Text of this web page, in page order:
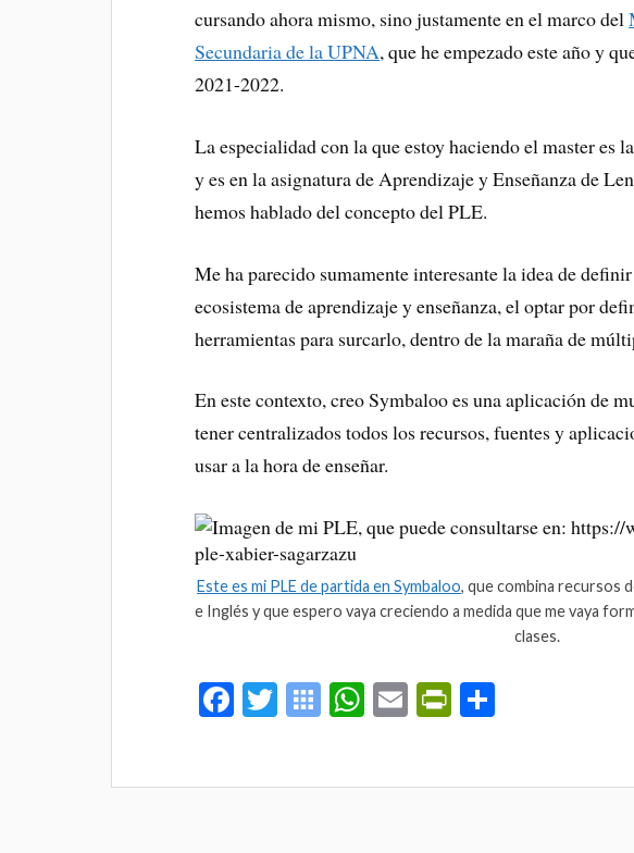
cursando ahora mismo, sino justamente en el marco del
Secundaria de la UPNA, que he empezado este año y
2021-2022.
La especialidad con la que estoy haciendo el master es
y es en la asignatura de Aprendizaje y Enseñanza de
hemos hablado del concepto del PLE.
Me ha parecido sumamente interesante la idea de
ecosistema de aprendizaje y enseñanza, el optar por
herramientas para surcarlo, dentro de la maraña de
En este contexto, creo Symbaloo es una aplicación de
tener centralizados todos los recursos, fuentes y
usar a la hora de enseñar.
Este es mi PLE de partida en Symbaloo, que combina recursos
e Inglés y que espero vaya creciendo a medida que me vaya
clases.
Fa
ok
T
r
S
ba
W
A
E Pr
ri pa